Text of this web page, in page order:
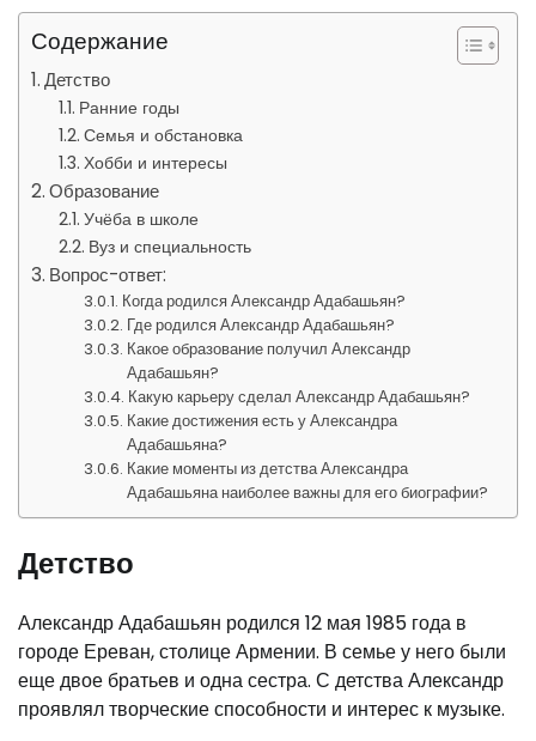
Содержание
Детство
Ранние годы
Семья и обстановка
Хобби и интересы
Образование
Учёба в школе
Вуз и специальность
Вопрос-ответ:
Когда родился Александр Адабашьян?
Где родился Александр Адабашьян?
Какое образование получил Александр
Адабашьян?
Какую карьеру сделал Александр Адабашьян?
Какие достижения есть у Александра
Адабашьяна?
Какие моменты из детства Александра
Адабашьяна наиболее важны для его биографии?
Детство
Александр Адабашьян родился 12 мая 1985 года в
городе Ереван, столице Армении. В семье у него были
еще двое братьев и одна сестра. С детства Александр
проявлял творческие способности и интерес к музыке.